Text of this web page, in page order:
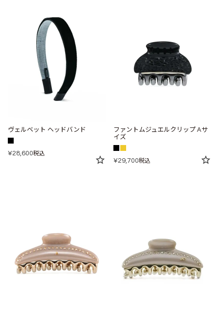
ヴェルベット ヘッドバンド
¥28,600税込
ファントムジュエルクリップ Aサ
イズ
¥29,700税込